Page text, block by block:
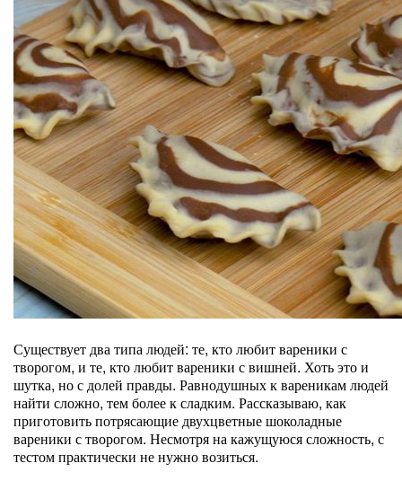
Существует два типа людей: те, кто любит вареники с
творогом, и те, кто любит вареники с вишней. Хоть это и
шутка, но с долей правды. Равнодушных к вареникам людей
найти сложно, тем более к сладким. Рассказываю, как
приготовить потрясающие двухцветные шоколадные
вареники с творогом. Несмотря на кажущуюся сложность, с
тестом практически не нужно возиться.